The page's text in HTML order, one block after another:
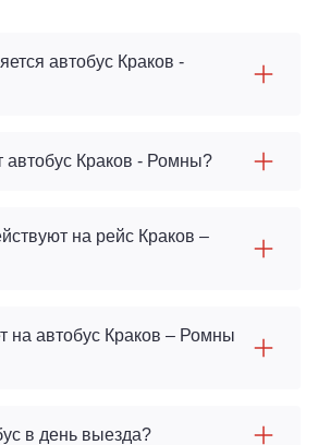
автобус Краков -
автобус Краков - Ромны?
на рейс Краков –
на автобус Краков – Ромны
в день выезда?